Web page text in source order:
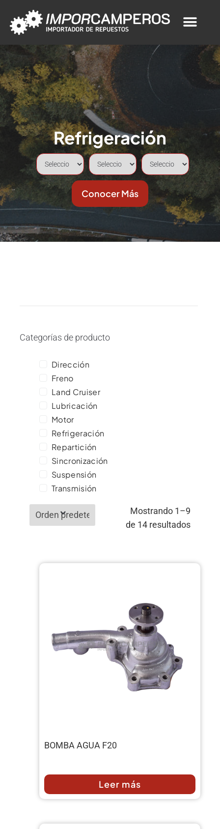
Refrigeración
Categorías de producto
Dirección
Freno
Land Cruiser
Lubricación
Motor
Refrigeración
Repartición
Sincronización
Suspensión
Transmisión
Mostrando 1–9
de 14 resultados
BOMBA AGUA F20
Leer más